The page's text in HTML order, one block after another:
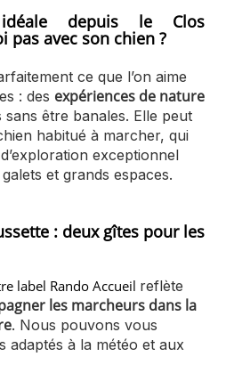
depuis le Clos
pas avec son chien ?
ce que l’on aime
: des expériences de nature
sans être banales. Elle peut
habitué à marcher, qui
exceptionnel
et grands espaces.
: deux gîtes pour les
label Rando Accueil reflète
les marcheurs dans la
. Nous pouvons vous
adaptés à la météo et aux